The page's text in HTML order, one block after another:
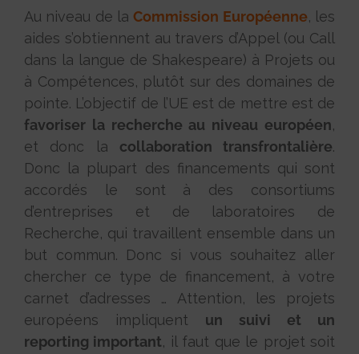
Au niveau de laCommission Européenne, les
aides s’obtiennent au travers d’Appel (ou Call
dans la langue de Shakespeare) à Projets ou
à Compétences, plutôt sur des domaines de
pointe. L’objectif de l’UE est de mettre est de
favoriser la recherche au niveau européen,
et donc la collaboration transfrontalière.
Donc la plupart des financements qui sont
accordés le sont à des consortiums
d’entreprises et de laboratoires de
Recherche, qui travaillent ensemble dans un
but commun. Donc si vous souhaitez aller
chercher ce type de financement, à votre
carnet d’adresses … Attention, les projets
européens impliquent un suivi et un
reporting important, il faut que le projet soit